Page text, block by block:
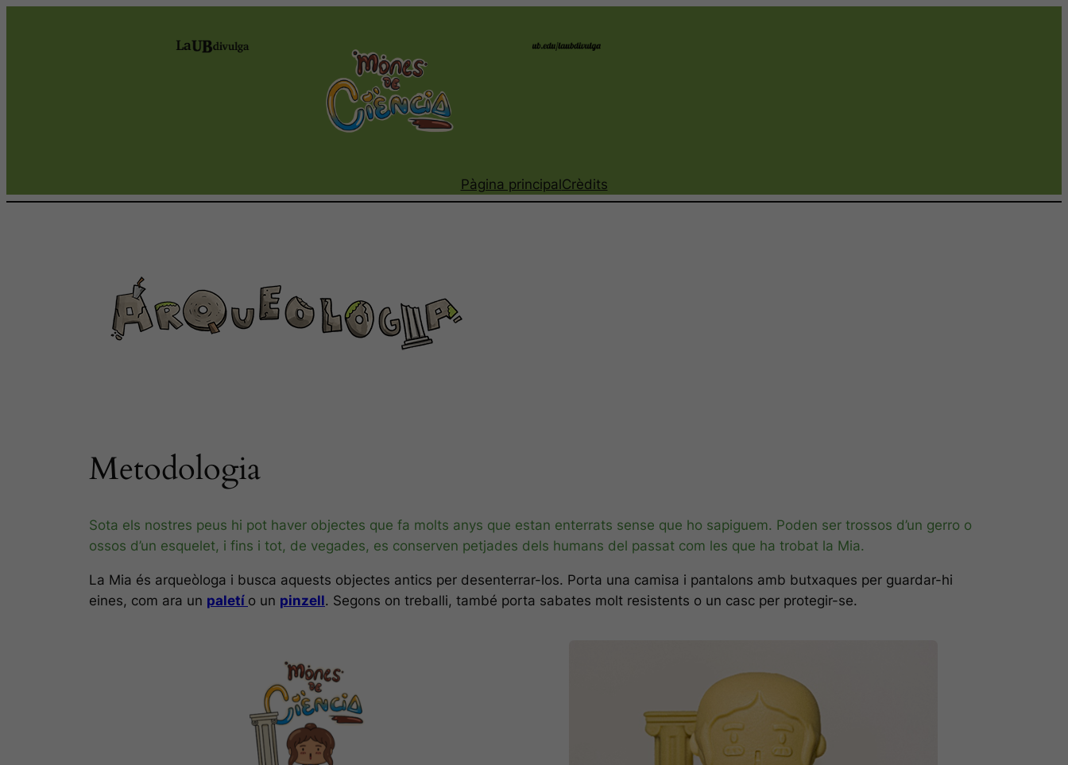
Pàgina principalCrèdits
Metodologia
Sota els nostres peus hi pot haver objectes que fa molts anys que estan enterrats sense que ho sapiguem. Poden ser trossos d’un gerro o
ossos d’un esquelet, i fins i tot, de vegades, es conserven petjades dels humans del passat com les que ha trobat la Mia.
La Mia és arqueòloga i busca aquests objectes antics per desenterrar-los. Porta una camisa i pantalons amb butxaques per guardar-hi
eines, com ara un paletí o un pinzell. Segons on treballi, també porta sabates molt resistents o un casc per protegir-se.